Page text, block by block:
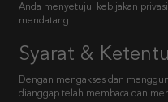
Anda menyetujui kebijakan
mendatang.
Syarat &
Dengan mengakses dan
dianggap telah membaca dan